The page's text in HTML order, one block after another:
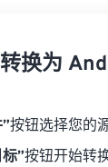
换为
按钮选择您的
”按钮开始转换